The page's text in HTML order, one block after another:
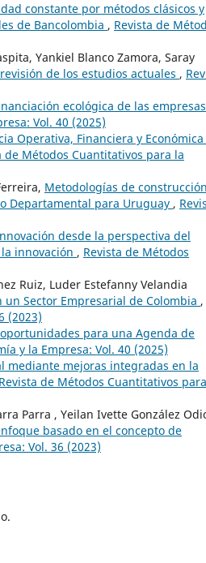
constante por métodos clásicos y
de Bancolombia , Revista de
Yankiel Blanco Zamora, Saray
de los estudios actuales ,
ecológica de las
Vol. 40 (2025)
Operativa, Financiera y
de Métodos Cuantitativos para la
Metodologías de
Departamental para Uruguay ,
desde la perspectiva del
innovación , Revista de Métodos
Ruiz, Luder Estefanny Velandia
Sector Empresarial de Colombia ,
(2023)
para una Agenda de
y la Empresa: Vol. 40 (2025)
mediante mejoras integradas en la
Revista de Métodos Cuantitativos
Parra , Yeilan Ivette González
basado en el concepto de
Vol. 36 (2023)